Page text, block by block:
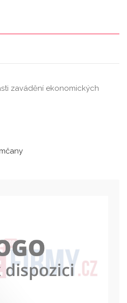
zavádění ekonomických